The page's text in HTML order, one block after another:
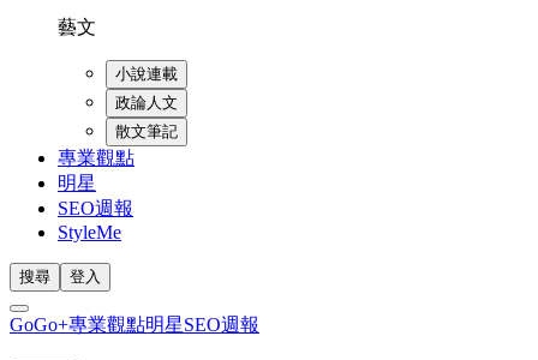
藝文
小說連載
政論人文
散文筆記
專業觀點
明星
SEO週報
StyleMe
搜尋 登入
GoGo+專業觀點明星SEO週報